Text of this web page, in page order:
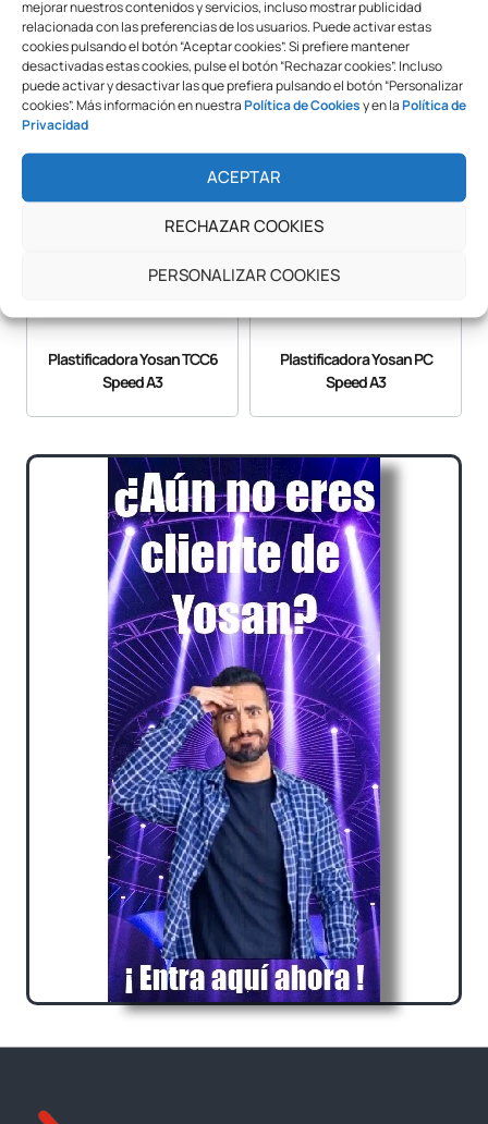
mejorar nuestros contenidos y servicios, incluso mostrar publicidad
relacionada con las preferencias de los usuarios. Puede activar estas
cookies pulsando el botón “Aceptar cookies”. Si prefiere mantener
desactivadas estas cookies, pulse el botón “Rechazar cookies”. Incluso
puede activar y desactivar las que prefiera pulsando el botón “Personalizar
cookies”. Más información en nuestraPolítica de Cookiesy en laPolítica de
Privacidad
ACEPTAR
RECHAZAR COOKIES
PERSONALIZAR COOKIES
Laminadora D3A
Marco
Publicitario Deslizante
Retroiluminado LED
Plastificadora Yosan TCC6
Speed A3
Plastificadora Yosan PC
Speed A3